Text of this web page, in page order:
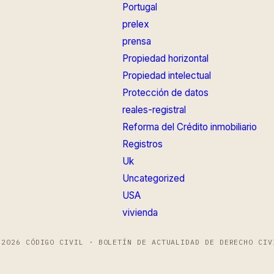
Portugal
prelex
prensa
Propiedad horizontal
Propiedad intelectual
Protección de datos
reales-registral
Reforma del Crédito inmobiliario
Registros
Uk
Uncategorized
USA
vivienda
CÓDIGO CIVIL · BOLETÍN DE ACTUALIDAD DE DERECHO